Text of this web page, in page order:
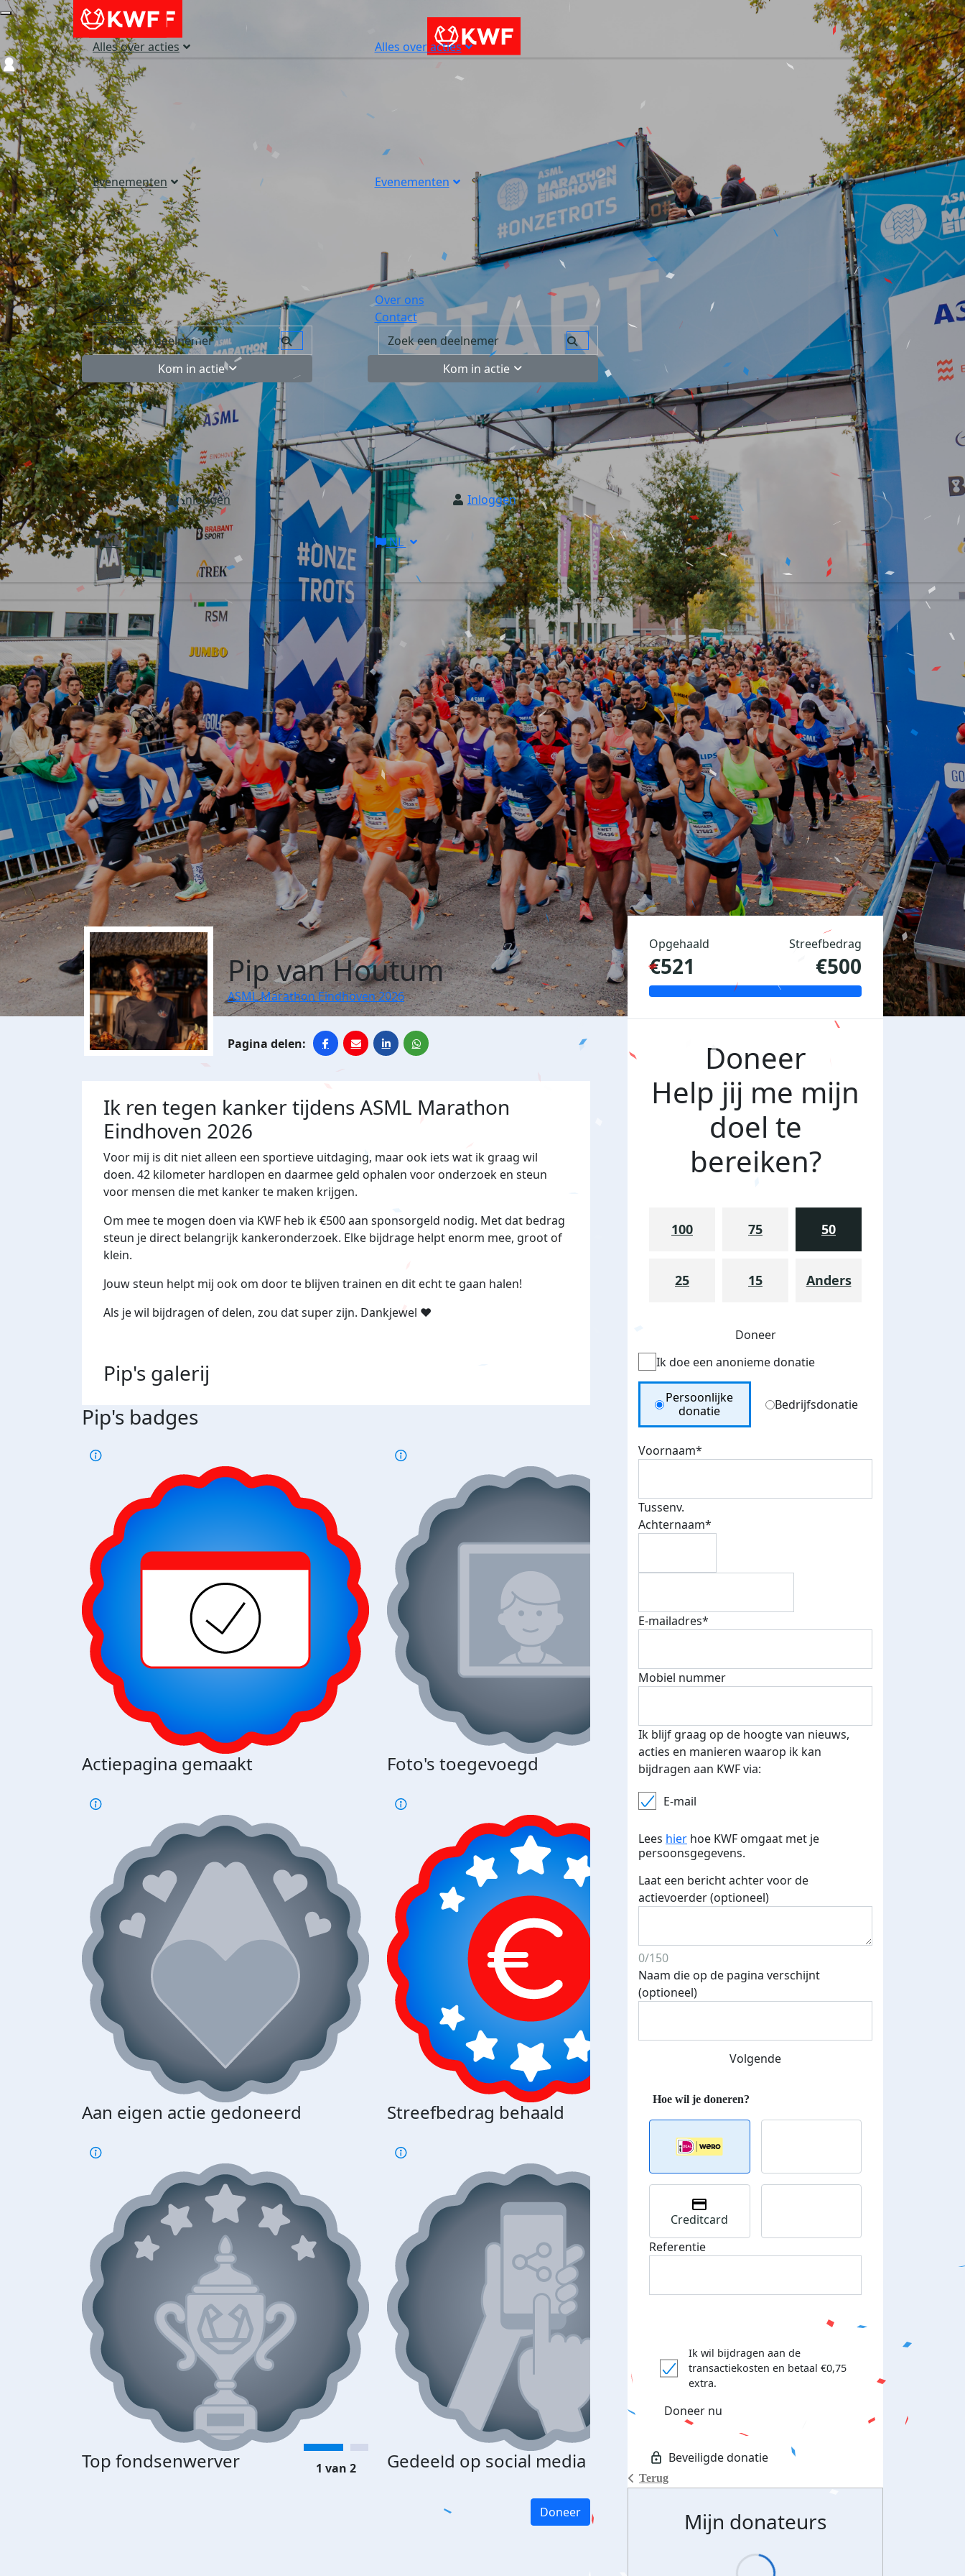
Alles over acties
Evenementen
Over ons
Contact
Kom in actie
Inloggen
NL
Alles over acties
Evenementen
Over ons
Contact
Kom in actie
Inloggen
NL
Login
Pip van Houtum
ASML Marathon Eindhoven 2026
Ik ren tegen kanker tijdens ASML Marathon
Eindhoven 2026
Voor mij is dit niet alleen een sportieve uitdaging, maar ook iets wat ik graag wil
doen. 42 kilometer hardlopen en daarmee geld ophalen voor onderzoek en steun
voor mensen die met kanker te maken krijgen.
Om mee te mogen doen via KWF heb ik €500 aan sponsorgeld nodig. Met dat bedrag
steun je direct belangrijk kankeronderzoek. Elke bijdrage helpt enorm mee, groot of
klein.
Jouw steun helpt mij ook om door te blijven trainen en dit echt te gaan halen!
Als je wil bijdragen of delen, zou dat super zijn. Dankjewel ❤️
Pip's galerij
Pip's badges
Actiepagina gemaakt Foto's toegevoegd E-mails verstuurd
Aan eigen actie gedoneerd Streefbedrag behaald Streefbedrag verhoogd
Top fondsenwerver Gedeeld op social media Donateurs bedankt
Bij 500 euro aan donaties ontvang
je je speciale KWF t-shirt!
1 van 2
Doneer
Opgehaald
€521
Streefbedrag
€500
Doneer
Help jij me mijn
doel te
bereiken?
100 75 50
25 15 Anders
Doneer
Ik doe een anonieme donatie
Donation Type
Persoonlijke
donatie
Bedrijfsdonatie
Voornaam*
Tussenv.
Achternaam*
E-mailadres*
Mobiel nummer
Ik blijf graag op de hoogte van nieuws,
acties en manieren waarop ik kan
bijdragen aan KWF via:
E-mail
Lees hier hoe KWF omgaat met je
persoonsgegevens.
Laat een bericht achter voor de
actievoerder (optioneel)
0/150
Naam die op de pagina verschijnt
(optioneel)
Volgende
Terug
Creditcard
Referentie
Ik wil bijdragen aan de
transactiekosten en betaal €0,75
extra.
Doneer nu
Mijn donateurs